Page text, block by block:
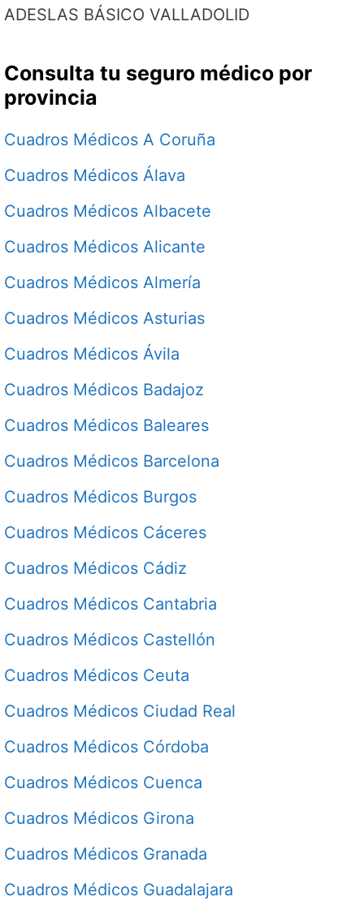
ADESLAS BÁSICO VALLADOLID
Consulta tu seguro médico por
provincia
Cuadros Médicos A Coruña
Cuadros Médicos Álava
Cuadros Médicos Albacete
Cuadros Médicos Alicante
Cuadros Médicos Almería
Cuadros Médicos Asturias
Cuadros Médicos Ávila
Cuadros Médicos Badajoz
Cuadros Médicos Baleares
Cuadros Médicos Barcelona
Cuadros Médicos Burgos
Cuadros Médicos Cáceres
Cuadros Médicos Cádiz
Cuadros Médicos Cantabria
Cuadros Médicos Castellón
Cuadros Médicos Ceuta
Cuadros Médicos Ciudad Real
Cuadros Médicos Córdoba
Cuadros Médicos Cuenca
Cuadros Médicos Girona
Cuadros Médicos Granada
Cuadros Médicos Guadalajara